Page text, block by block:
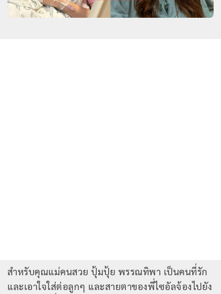
สำหรับคุณแม่คนสวย ปุ้มปุ้ย พรรณทิพา เป็นคนที่รัก
และเอาใจใส่ต่อลูกๆ และสายตาของพี่ไซอัลจ้องไปยัง